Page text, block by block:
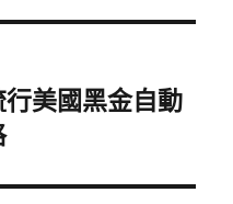
美國黑金自動